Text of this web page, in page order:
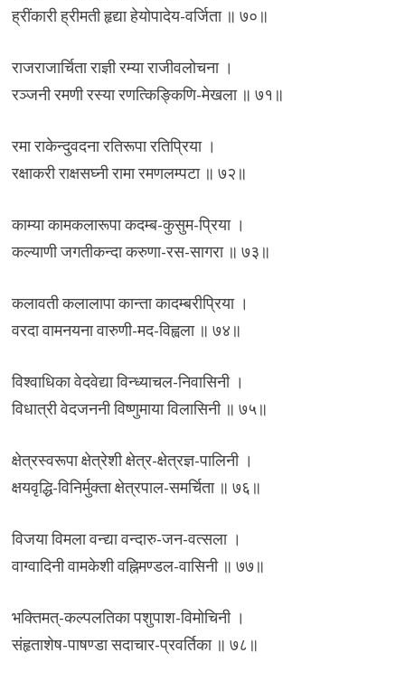
ह्रींकारी ह्रीमती हृद्या हेयोपादेय-वर्जिता ॥ ७०॥
राजराजार्चिता राज्ञी रम्या राजीवलोचना ।
रञ्जनी रमणी रस्या रणत्किङ्किणि-मेखला ॥ ७१॥
रमा राकेन्दुवदना रतिरूपा रतिप्रिया ।
रक्षाकरी राक्षसघ्नी रामा रमणलम्पटा ॥ ७२॥
काम्या कामकलारूपा कदम्ब-कुसुम-प्रिया ।
कल्याणी जगतीकन्दा करुणा-रस-सागरा ॥ ७३॥
कलावती कलालापा कान्ता कादम्बरीप्रिया ।
वरदा वामनयना वारुणी-मद-विह्वला ॥ ७४॥
विश्वाधिका वेदवेद्या विन्ध्याचल-निवासिनी ।
विधात्री वेदजननी विष्णुमाया विलासिनी ॥ ७५॥
क्षेत्रस्वरूपा क्षेत्रेशी क्षेत्र-क्षेत्रज्ञ-पालिनी ।
क्षयवृद्धि-विनिर्मुक्ता क्षेत्रपाल-समर्चिता ॥ ७६॥
विजया विमला वन्द्या वन्दारु-जन-वत्सला ।
वाग्वादिनी वामकेशी वह्निमण्डल-वासिनी ॥ ७७॥
भक्तिमत्-कल्पलतिका पशुपाश-विमोचिनी ।
संहृताशेष-पाषण्डा सदाचार-प्रवर्तिका ॥ ७८॥